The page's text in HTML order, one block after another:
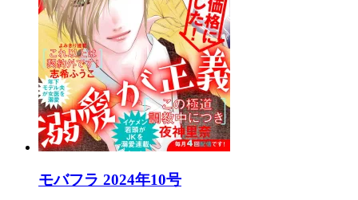
モバフラ 2024年10号